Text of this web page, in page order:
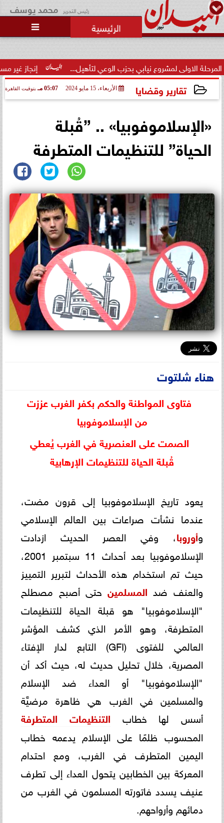
رئيس التحرير محمد يوسف

إنجاز غير مسبوق.. منتخب نيابي بحزب الوعي لتأهيل...
تقارير وقضايا الأربعاء، 15 مايو 2024 05:07 مـ بتوقيت القاهرة
«الإسلاموفوبيا» .. ”قُبلة
الحياة” للتنظيمات المتطرفة
هناء شلتوت
فتاوى المواطنة والحكم بكفر الغرب عززت
من الإسلاموفوبيا
الصمت على العنصرية في الغرب يُعطي
قُبلة الحياة للتنظيمات الإرهابية
يعود تاريخ الإسلاموفوبيا إلى قرون مضت،
عندما نشأت صراعات بين العالم الإسلامي
وأوروبا، وفي العصر الحديث ازدادت
الإسلاموفوبيا بعد أحداث 11 سبتمبر 2001،
حيث تم استخدام هذه الأحداث لتبرير التمييز
والعنف ضد المسلمينحتى أصبح مصطلح
"الإسلاموفوبيا" هو قبلة الحياة للتنظيمات
المتطرفة، وهو الأمر الذي كشف المؤشر
العالمي للفتوى (GFI) التابع لدار الإفتاء
المصرية، خلال تحليل حديث له، حيث أكد أن
"الإسلاموفوبيا" أو العداء ضد الإسلام
والمسلمين في الغرب هي ظاهرة مرضيَّة
أسس لها خطاب التنظيمات المتطرفة
المحسوب ظلمًا على الإسلام يدعمه خطاب
اليمين المتطرف في الغرب، ومع احتدام
المعركة بين الخطابين يتحول العداء إلى تطرف
عنيف يسدد فاتورته المسلمون في الغرب من
دمائهم وأرواحهم.